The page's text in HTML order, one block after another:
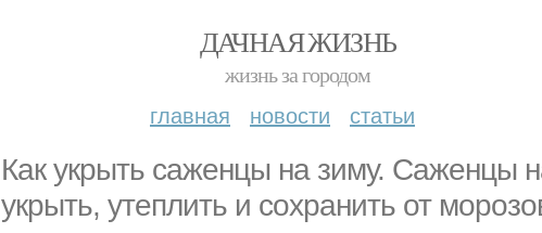
ДАЧНАЯ ЖИЗНЬ
жизнь за городом
главная новости статьи
Как укрыть саженцы на зиму. Саженцы
укрыть, утеплить и сохранить от